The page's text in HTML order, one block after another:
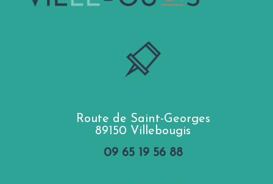
Route de Saint-Georges
89150 Villebougis
09 65 19 56 88